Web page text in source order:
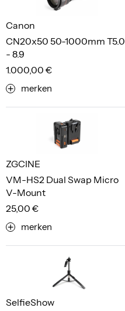
CN20x50 50-1000mm T5.0
- 8.9
Canon
1.000,00 €
merken
VM-HS2 Dual Swap Micro
V-Mount
ZGCINE
25,00 €
merken
SelfieShow